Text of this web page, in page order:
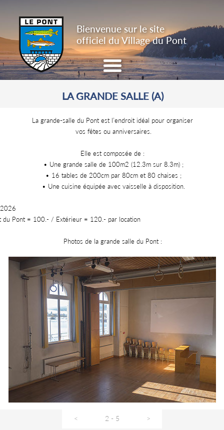
Bienvenue sur le site
officiel du Village du Pont
PRÉSENTATION
LOCATION DE SALLES
ÉVÈNEMENTS
LIENS
CONTACT
LA GRANDE SALLE (A)
La grande-salle du Pont est l’endroit idéal pour organiser
vos fêtes ou anniversaires.
Elle est composée de :
• Une grande salle de 100m2 (12.3m sur 8.3m) ;
• 16 tables de 200cm par 80cm et 80 chaises ;
• Une cuisine équipée avec vaisselle à disposition.
du Pont = 100.- / Extérieur = 120.- par location
Photos de la grande salle du Pont :
2 - 5
< >